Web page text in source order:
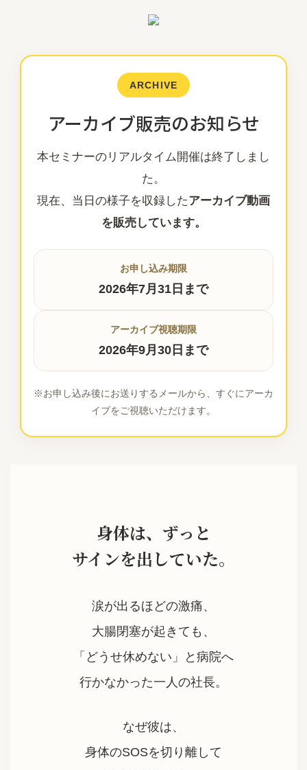
ARCHIVE
アーカイブ販売のお知らせ
本セミナーのリアルタイム開催は終了しまし
た。
現在、当日の様子を収録したアーカイブ動画
を販売しています。
お申し込み期限
2026年7月31日まで
アーカイブ視聴期限
2026年9月30日まで
※お申し込み後にお送りするメールから、すぐにアーカ
イブをご視聴いただけます。
身体は、ずっと
サインを出していた。
涙が出るほどの激痛、
大腸閉塞が起きても、
「どうせ休めない」と病院へ
行かなかった一人の社長。
なぜ彼は、
身体のSOSを切り離して